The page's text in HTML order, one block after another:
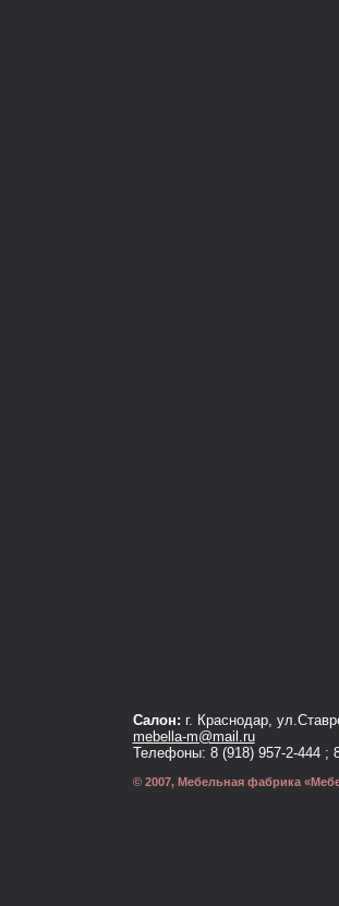
Салон: г. Краснодар,
mebella-m@mail.ru
Телефоны: 8 (918) 957-2-444 ;
© 2007, Мебельная фабрика